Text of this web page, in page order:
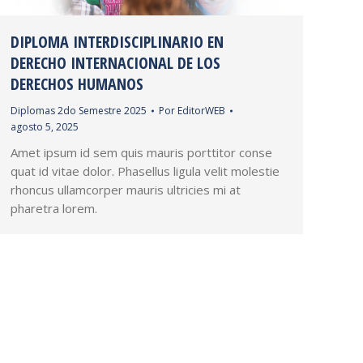
DIPLOMA INTERDISCIPLINARIO EN
DERECHO INTERNACIONAL DE LOS
DERECHOS HUMANOS
Diplomas 2do Semestre 2025 Por EditorWEB
agosto 5, 2025
Amet ipsum id sem quis mauris porttitor conse
quat id vitae dolor. Phasellus ligula velit molestie
rhoncus ullamcorper mauris ultricies mi at
pharetra lorem.